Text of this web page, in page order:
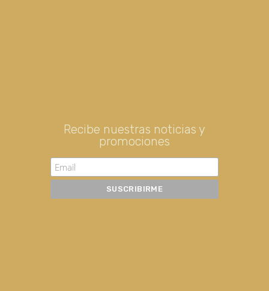
Recibe nuestras noticias y
promociones